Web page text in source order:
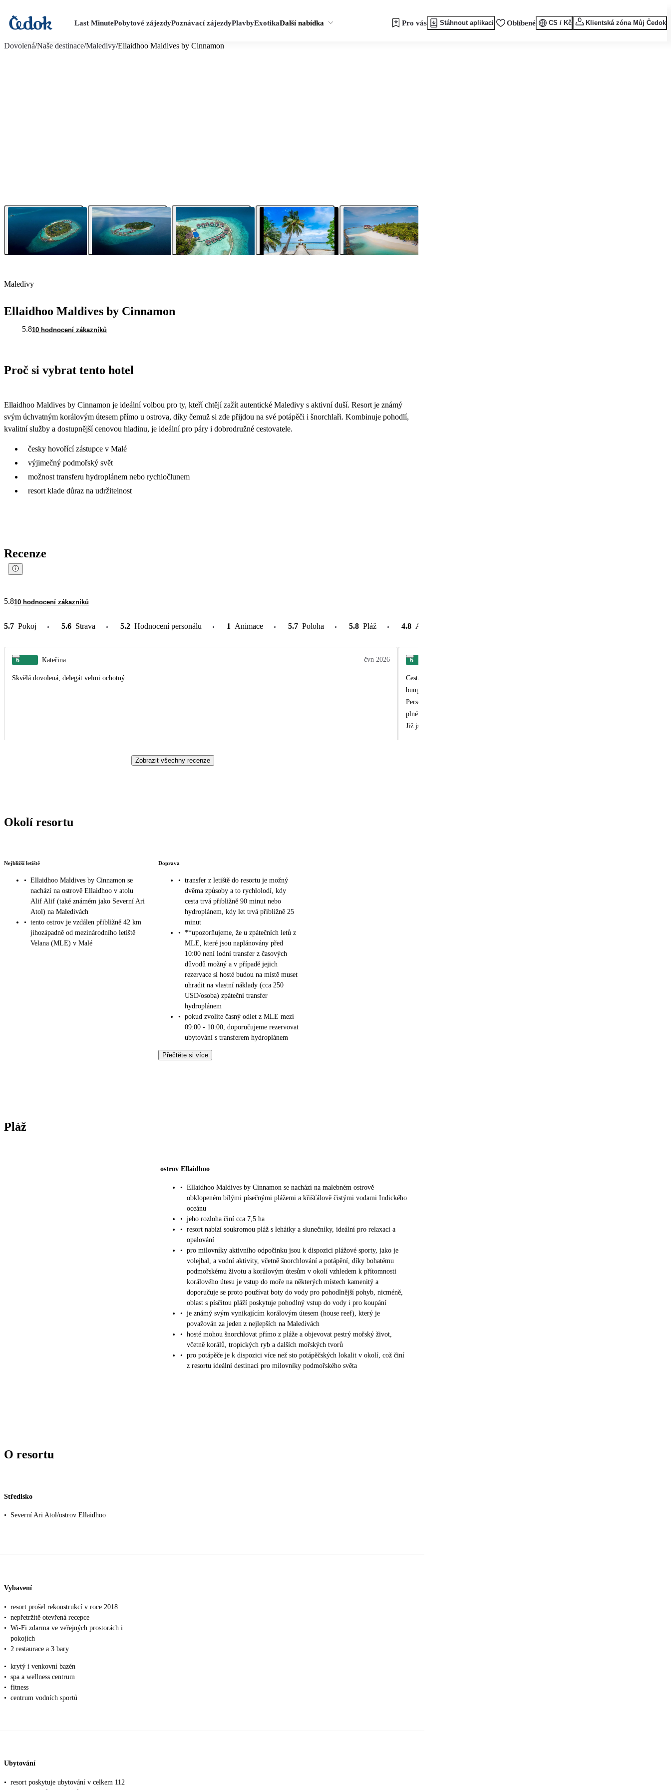
Last MinutePobytové zájezdyPoznávací zájezdyPlavbyExotikaDalší nabídka Pro vás Stáhnout aplikaci Oblíbené CS / Kč Klientská zóna Můj Čedok
Dovolená/Naše destinace/Maledivy/Ellaidhoo Maldives by Cinnamon
Maledivy
Ellaidhoo Maldives by Cinnamon
5.810 hodnocení zákazníků
Proč si vybrat tento hotel
Ellaidhoo Maldives by Cinnamon je ideální volbou pro ty, kteří chtějí zažít autentické Maledivy s aktivní duší. Resort je známý
svým úchvatným korálovým útesem přímo u ostrova, díky čemuž si zde přijdou na své potápěči i šnorchlaři. Kombinuje pohodlí,
kvalitní služby a dostupnější cenovou hladinu, je ideální pro páry i dobrodružné cestovatele.
česky hovořící zástupce v Malé
výjimečný podmořský svět
možnost transferu hydroplánem nebo rychločlunem
resort klade důraz na udržitelnost
Recenze
5.810 hodnocení zákazníků
5.7 Pokoj 5.6 Strava 5.2 Hodnocení personálu 1 Animace 5.7 Poloha 5.8 Pláž 4.8 Atrakce v okolí
6 Kateřina čvn 2026
Skvělá dovolená, delegát velmi ochotný
6
Cesta rychločlunem do hotelu byla náročná na žaludek - poměrně velké vlny a malá loď
bungalovu s výhledem na moře bylo naprosto úžasné. Výhodou oproti těm dole je, že jsme
Personál byl ochotný a ve všem nápomocný. Jídlo bylo dobré a obrovský výběr všeho -
plné penze nám dávali neomezeně pitnou vodu. Ale to hlavní - ostrov jsme si vybrali kvůli
Již jsem šnorchlovala na spoustě různých míst na světě, ale tolik ryb jsem nikde neviděla.
Zobrazit všechny recenze
Okolí resortu
Nejbližší letiště
• Ellaidhoo Maldives by Cinnamon se
nachází na ostrově Ellaidhoo v atolu
Alif Alif (také známém jako Severní Ari
Atol) na Maledivách
• tento ostrov je vzdálen přibližně 42 km
jihozápadně od mezinárodního letiště
Velana (MLE) v Malé
Doprava
• transfer z letiště do resortu je možný
dvěma způsoby a to rychlolodí, kdy
cesta trvá přibližně 90 minut nebo
hydroplánem, kdy let trvá přibližně 25
minut
• **upozorňujeme, že u zpátečních letů z
MLE, které jsou naplánovány před
10:00 není lodní transfer z časových
důvodů možný a v případě jejich
rezervace si hosté budou na místě muset
uhradit na vlastní náklady (cca 250
USD/osoba) zpáteční transfer
hydroplánem
• pokud zvolíte časný odlet z MLE mezi
09:00 - 10:00, doporučujeme rezervovat
ubytování s transferem hydroplánem
Přečtěte si více
Pláž
ostrov Ellaidhoo
• Ellaidhoo Maldives by Cinnamon se nachází na malebném ostrově
obklopeném bílými písečnými plážemi a křišťálově čistými vodami Indického
oceánu
• jeho rozloha činí cca 7,5 ha
• resort nabízí soukromou pláž s lehátky a slunečníky, ideální pro relaxaci a
opalování
• pro milovníky aktivního odpočinku jsou k dispozici plážové sporty, jako je
volejbal, a vodní aktivity, včetně šnorchlování a potápění, díky bohatému
podmořskému životu a korálovým útesům v okolí vzhledem k přítomnosti
korálového útesu je vstup do moře na některých místech kamenitý a
doporučuje se proto používat boty do vody pro pohodlnější pohyb, nicméně,
oblast s písčitou pláží poskytuje pohodlný vstup do vody i pro koupání
• je známý svým vynikajícím korálovým útesem (house reef), který je
považován za jeden z nejlepších na Maledivách
• hosté mohou šnorchlovat přímo z pláže a objevovat pestrý mořský život,
včetně korálů, tropických ryb a dalších mořských tvorů
• pro potápěče je k dispozici více než sto potápěčských lokalit v okolí, což činí
z resortu ideální destinaci pro milovníky podmořského světa
O resortu
Středisko
• Severní Ari Atol/ostrov Ellaidhoo
Vybavení
• resort prošel rekonstrukcí v roce 2018
• nepřetržitě otevřená recepce
• Wi-Fi zdarma ve veřejných prostorách i
pokojích
•
2 restaurace a 3 bary
• krytý i venkovní bazén
• spa a wellness centrum
• fitness
• centrum vodních sportů
Ubytování
• resort poskytuje ubytování v celkem 112